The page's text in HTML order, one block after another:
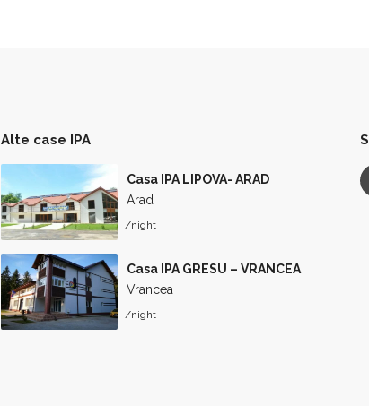
Alte case IPA
Casa IPA LIPOVA- ARAD
Arad
/night
Casa IPA GRESU – VRANCEA
Vrancea
/night